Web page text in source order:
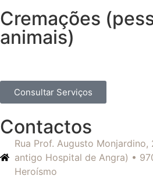
Cremações
animais)
Consultar Serviços
Contactos
Rua Prof. Augusto
antigo Hospital de Angra) •
Heroísmo